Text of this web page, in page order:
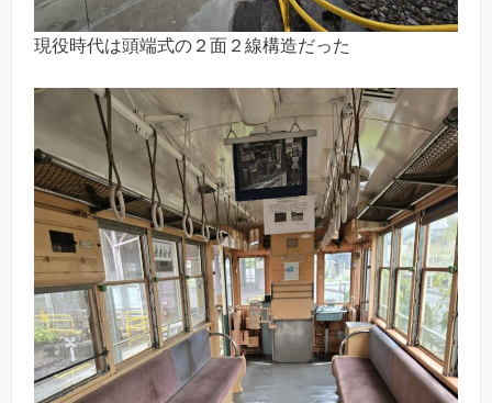
現役時代は頭端式の２面２線構造だった